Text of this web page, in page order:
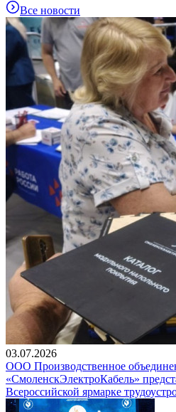
Все новости
03.07.2026
ООО Производственное
«СмоленскЭлектроКабель»
Всероссийской ярмарке